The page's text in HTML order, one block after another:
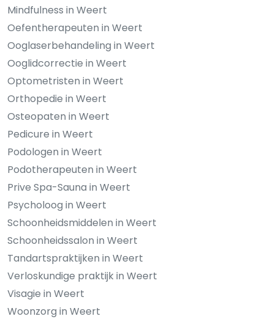
Mindfulness in Weert
Oefentherapeuten in Weert
Ooglaserbehandeling in Weert
Ooglidcorrectie in Weert
Optometristen in Weert
Orthopedie in Weert
Osteopaten in Weert
Pedicure in Weert
Podologen in Weert
Podotherapeuten in Weert
Prive Spa-Sauna in Weert
Psycholoog in Weert
Schoonheidsmiddelen in Weert
Schoonheidssalon in Weert
Tandartspraktijken in Weert
Verloskundige praktijk in Weert
Visagie in Weert
Woonzorg in Weert